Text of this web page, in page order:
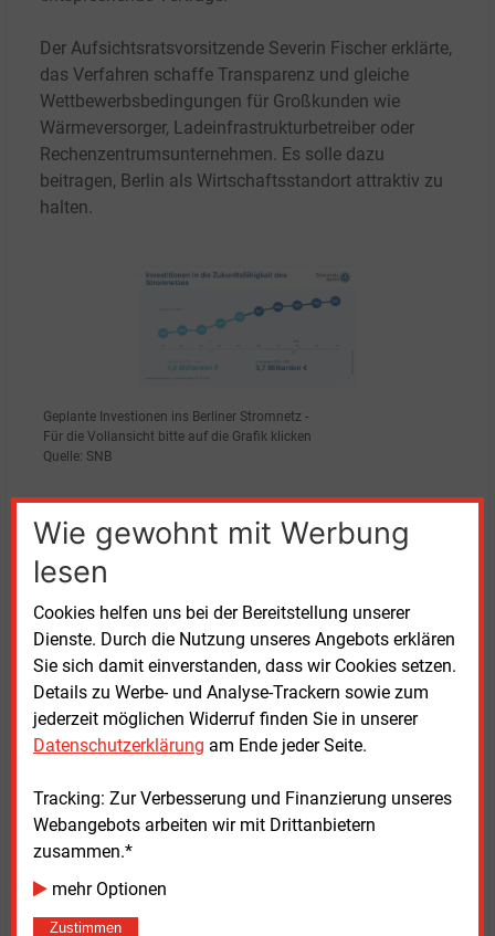
Wie gewohnt mit Werbung
lesen
Cookies helfen uns bei der Bereitstellung unserer
Dienste. Durch die Nutzung unseres Angebots erklären
Sie sich damit einverstanden, dass wir Cookies setzen.
Details zu Werbe- und Analyse-Trackern sowie zum
jederzeit möglichen Widerruf finden Sie in unserer
Datenschutzerklärung am Ende jeder Seite.
Tracking: Zur Verbesserung und Finanzierung unseres
Webangebots arbeiten wir mit Drittanbietern
zusammen.*
mehr Optionen
Zustimmen
Der Aufsichtsratsvorsitzende Severin Fischer erklärte,
das Verfahren schaffe Transparenz und gleiche
Wettbewerbsbedingungen für Großkunden wie
Wärmeversorger, Ladeinfrastrukturbetreiber oder
Rechenzentrumsunternehmen. Es solle dazu
beitragen, Berlin als Wirtschaftsstandort attraktiv zu
halten.
Geplante Investionen ins Berliner Stromnetz -
Für die Vollansicht bitte auf die Grafik klicken
Quelle: SNB
Neben wirtschaftlichen Kennzahlen prägten
Brandanschläge innerhalb von vier Monaten führten
zu längeren Stromausfällen in der Hauptstadt. Laut
Stromnetz Berlin entstand beim ersten Vorfall im
September 2025 ein Schaden von 3 Millionen Euro,
beim zweiten im Januar 2026 ein weiterer Schaden in
Millionenhöhe. Geschäftsführer Erik Landeck erklärte,
werden, um dies künftig zu vereiteln.
So installierte das Unternehmen mehr als 200
Kameras und setzte 130